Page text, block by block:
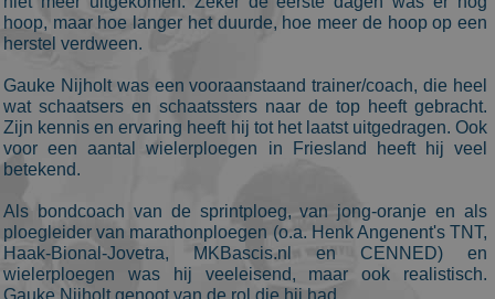
hoop, maar hoe langer het duurde, hoe meer de hoop op een
herstel verdween.
Gauke Nijholt was een vooraanstaand trainer/coach, die heel
wat schaatsers en schaatssters naar de top heeft gebracht.
Zijn kennis en ervaring heeft hij tot het laatst uitgedragen. Ook
voor een aantal wielerploegen in Friesland heeft hij veel
betekend.
Als bondcoach van de sprintploeg, van jong-oranje en als
ploegleider van marathonploegen (o.a. Henk Angenent's TNT,
Haak-Bional-Jovetra, MKBascis.nl en CENNED) en
wielerploegen was hij veeleisend, maar ook realistisch.
Gauke Nijholt genoot van de rol die hij had.
Prestatiecookies worden gebruikt om te zien hoe
bezoekers de website gebruiken, bijv. analytische
een bepaalde bezoeker direct te identificeren.
Naam
Aanbieder /
Domein
Vervaldatum
asssociated
with Google
Universal
Analytics -
which is a
significant